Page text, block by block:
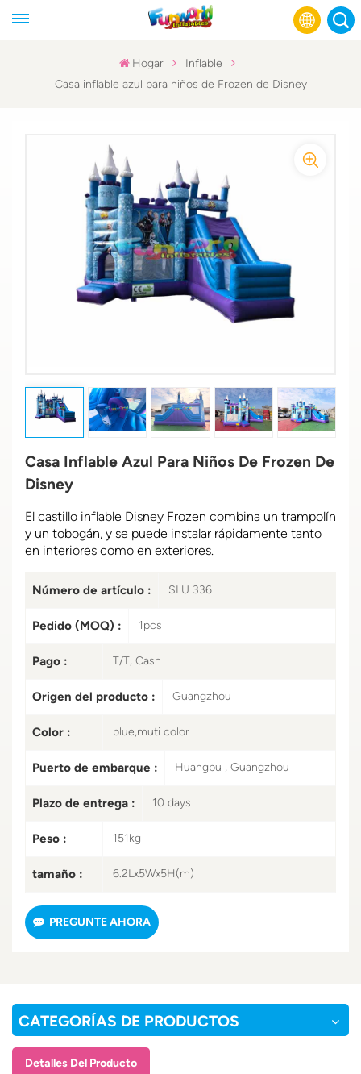
Español
عربي
Hogar
Inflable
Casa inflable azul para niños de Frozen de Disney
Casa Inflable Azul Para Niños De Frozen De
Disney
El castillo inflable Disney Frozen combina un trampolín
y un tobogán, y se puede instalar rápidamente tanto
en interiores como en exteriores.
Número de artículo : SLU 336
Pedido (MOQ) : 1pcs
Pago : T/T, Cash
Origen del producto : Guangzhou
Color : blue,muti color
Puerto de embarque : Huangpu , Guangzhou
Plazo de entrega : 10 days
Peso : 151kg
tamaño : 6.2Lx5Wx5H(m)
PREGUNTE AHORA
CATEGORÍAS DE PRODUCTOS
Detalles Del Producto